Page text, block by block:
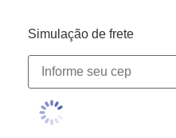
Simulação de frete